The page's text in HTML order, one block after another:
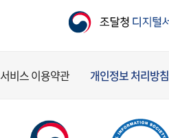
서비스 이용약관 개인정보 처리방침